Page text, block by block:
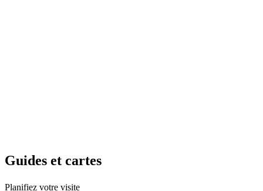
Guides et cartes
Planifiez votre visite